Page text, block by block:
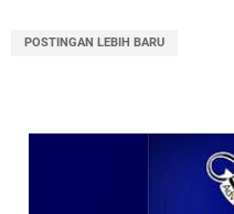
POSTINGAN LEBIH BARU